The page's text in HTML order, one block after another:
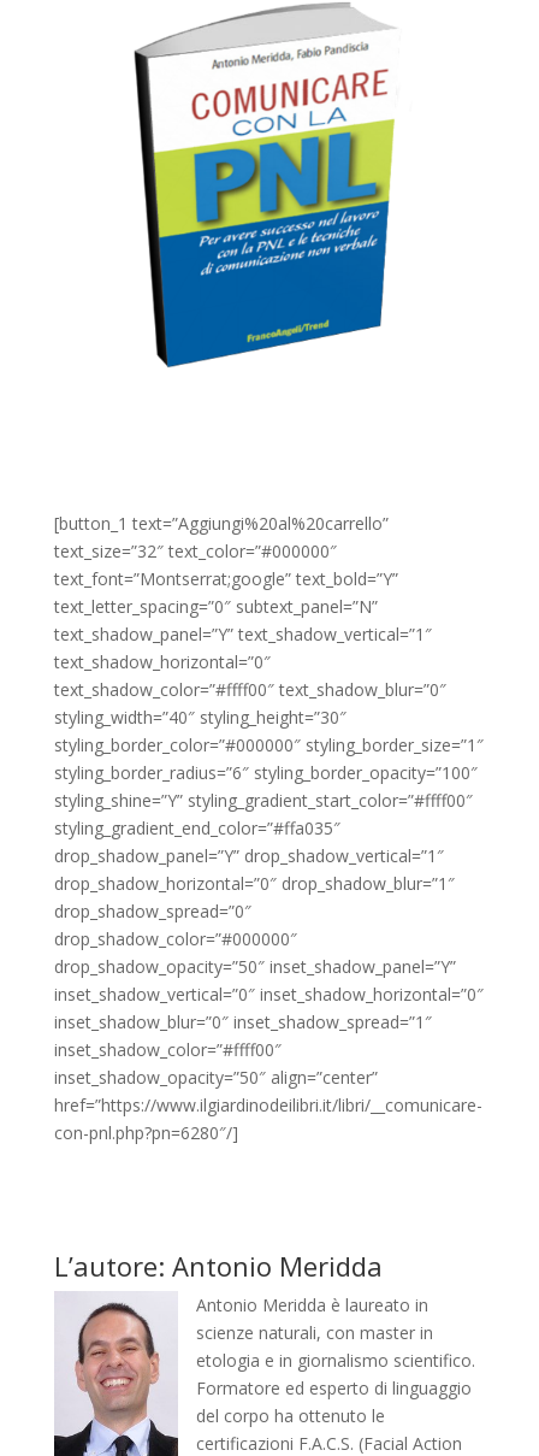
[button_1 text=”Aggiungi%20al%20carrello”
text_size=”32″ text_color=”#000000″
text_font=”Montserrat;google” text_bold=”Y”
text_letter_spacing=”0″ subtext_panel=”N”
text_shadow_panel=”Y” text_shadow_vertical=”1″
text_shadow_horizontal=”0″
text_shadow_color=”#ffff00″ text_shadow_blur=”0″
styling_width=”40″ styling_height=”30″
styling_border_color=”#000000″ styling_border_size=”1″
styling_border_radius=”6″ styling_border_opacity=”100″
styling_shine=”Y” styling_gradient_start_color=”#ffff00″
styling_gradient_end_color=”#ffa035″
drop_shadow_panel=”Y” drop_shadow_vertical=”1″
drop_shadow_horizontal=”0″ drop_shadow_blur=”1″
drop_shadow_spread=”0″
drop_shadow_color=”#000000″
drop_shadow_opacity=”50″ inset_shadow_panel=”Y”
inset_shadow_vertical=”0″ inset_shadow_horizontal=”0″
inset_shadow_blur=”0″ inset_shadow_spread=”1″
inset_shadow_color=”#ffff00″
inset_shadow_opacity=”50″ align=”center”
href=”https://www.ilgiardinodeilibri.it/libri/__comunicare-
con-pnl.php?pn=6280″/]
L’autore: Antonio Meridda
Antonio Meridda è laureato in
scienze naturali, con master in
etologia e in giornalismo scientifico.
Formatore ed esperto di linguaggio
del corpo ha ottenuto le
certificazioni F.A.C.S. (Facial Action